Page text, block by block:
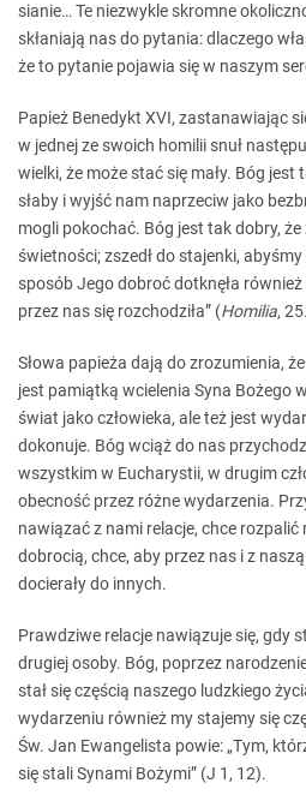
sianie… Te niezwykle skromne
skłaniają nas do pytania: dlaczego
że to pytanie pojawia się w naszym
Papież Benedykt XVI, zastanawiając
w jednej ze swoich homilii snuł
wielki, że może stać się mały. Bóg jest
słaby i wyjść nam naprzeciw jako
mogli pokochać. Bóg jest tak dobry,
świetności; zszedł do stajenki,
sposób Jego dobroć dotknęła również
przez nas się rozchodziła” (Homilia,
Słowa papieża dają do zrozumienia,
jest pamiątką wcielenia Syna Bożego
świat jako człowieka, ale też jest
dokonuje. Bóg wciąż do nas
wszystkim w Eucharystii, w drugim
obecność przez różne wydarzenia.
nawiązać z nami relacje, chce rozpalić
dobrocią, chce, aby przez nas i z
docierały do innych.
Prawdziwe relacje nawiązuje się, gdy
drugiej osoby. Bóg, poprzez
stał się częścią naszego ludzkiego
wydarzeniu również my stajemy się
Św. Jan Ewangelista powie: „Tym,
się stali Synami Bożymi” (J 1, 12).